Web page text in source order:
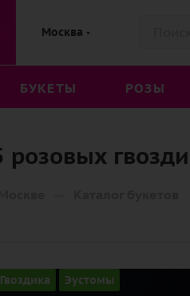
Москва
БУКЕТЫ РОЗЫ
розовых
Гвоздика Эустомы